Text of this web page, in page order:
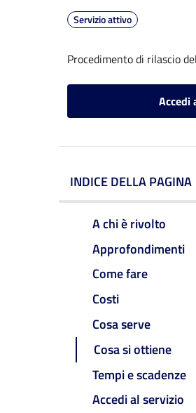
Servizio attivo
Procedimento di rilascio
Accedi
INDICE DELLA PAGINA
A chi è rivolto
Approfondimenti
Come fare
Costi
Cosa serve
Cosa si ottiene
Tempi e scadenze
Accedi al servizio